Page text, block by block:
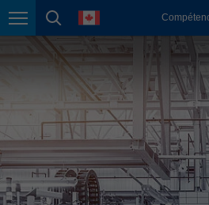
Page navigation
page search
language
México
Nederland
nederlands
Österreich
deutsch
Polska
polski